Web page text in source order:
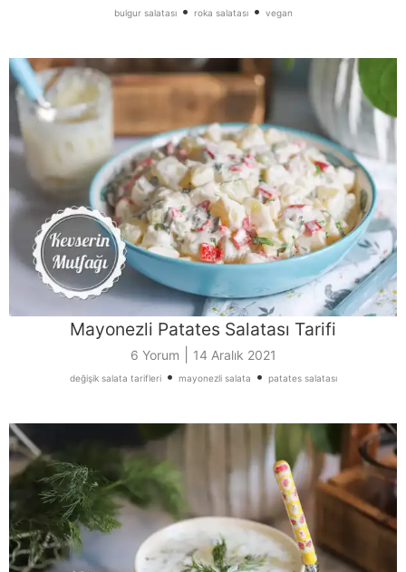
bulgur salatası• roka salatası• vegan
Mayonezli Patates Salatası Tarifi
6 Yorum 14 Aralık 2021
değişik salata tarifleri• mayonezli salata • patates salatası